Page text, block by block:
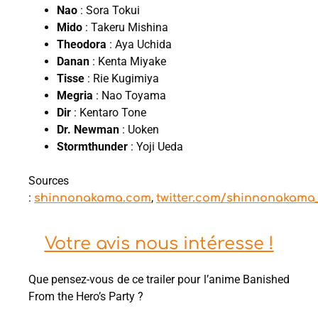
Nao : Sora Tokui
Mido : Takeru Mishina
Theodora : Aya Uchida
Danan : Kenta Miyake
Tisse : Rie Kugimiya
Megria : Nao Toyama
Dir : Kentaro Tone
Dr. Newman : Uoken
Stormthunder : Yoji Ueda
Sources
: shinnonakama.com, twitter.com/
Votre avis nous intéresse !
Que pensez-vous de ce trailer pour l’anime Banished
From the Hero’s Party ?